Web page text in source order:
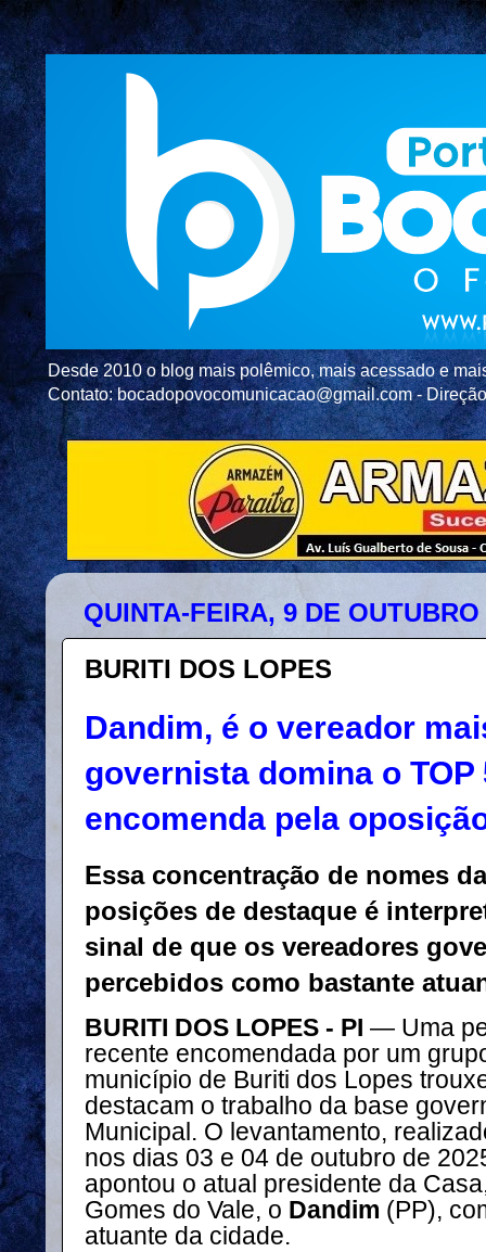
Desde 2010 o blog mais polêmico, mais acessado e
Contato: bocadopovocomunicacao@gmail.com -
QUINTA-FEIRA, 9 DE OUTUBRO
BURITI DOS LOPES
Dandim, é o vereador
governista domina o
encomenda pela
Essa concentração de nomes
posições de destaque é
sinal de que os vereadores
percebidos como bastante
BURITI DOS LOPES - PI — Uma
recente encomendada por um
município de Buriti dos Lopes
destacam o trabalho da base
Municipal. O levantamento,
nos dias 03 e 04 de outubro de
apontou o atual presidente da
Gomes do Vale, o Dandim (PP),
atuante da cidade.